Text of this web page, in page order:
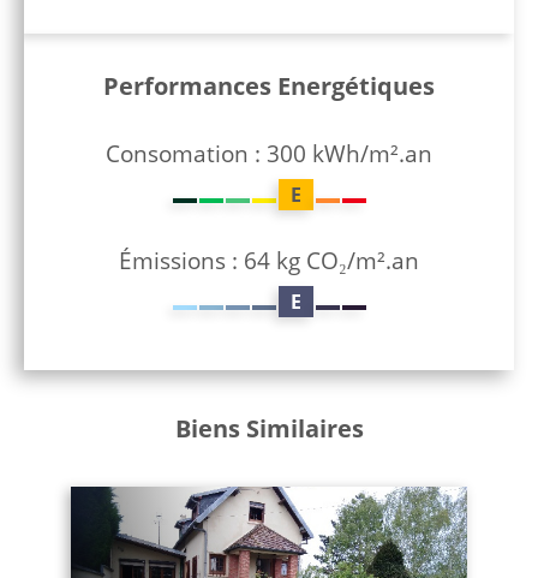
Performances Energétiques
Consomation : 300 kWh/m².an
E
Émissions : 64 kg CO₂/m².an
E
Biens Similaires